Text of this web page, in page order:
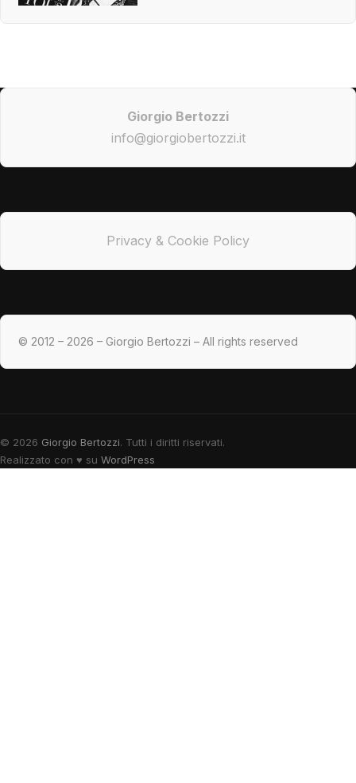
Giorgio Bertozzi
info@giorgiobertozzi.it
Privacy & Cookie Policy
© 2012 – 2026 – Giorgio Bertozzi – All rights reserved
© 2026 Giorgio Bertozzi. Tutti i diritti riservati.
Realizzato con ♥ su WordPress